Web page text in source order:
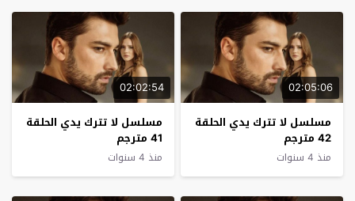
02:05:06
مسلسل لا تترك يدي الحلقة
42 مترجم
منذ 4 سنوات
02:02:54
مسلسل لا تترك يدي الحلقة
41 مترجم
منذ 4 سنوات